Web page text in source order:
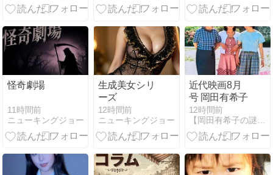
まらない
時系列で比
怪奇劇場
11時間前
ニューキングジョー
生成美女シリ
ーズ
12時間前
ニューキングジョー
近代映画8月
号 岡田有希子
12時間前
【岡田有希子の謎】予知夢・超能力…